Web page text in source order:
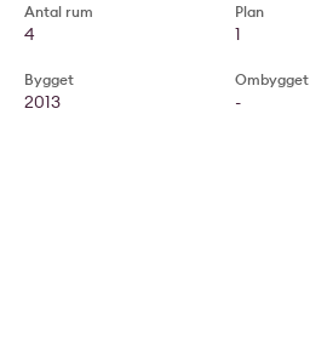
Antal rum
4
Bygget
2013
Plan
1
Ombygget
-